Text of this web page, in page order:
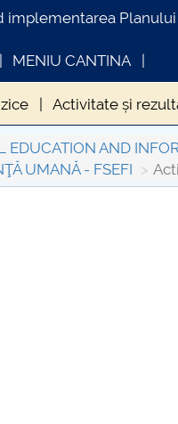
MENIU CANTINA
Activitate și
2021 Activitate și
EDUCATION AND
UMANĂ - FSEFI